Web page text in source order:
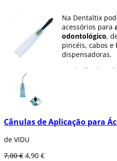
Na Dentaltix
acessórios para
odontológico,
pincéis, cabos e
dispensadoras.
A seleção do
Cânulas de Aplicação para
de VIDU
7,00 € 4,90 €